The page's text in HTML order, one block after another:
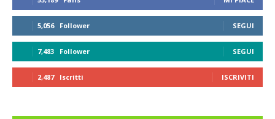
5,056 Follower SEGUI
7,483 Follower SEGUI
2,487 Iscritti ISCRIVITI